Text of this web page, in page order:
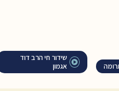
שידור חי הרב דוד
אגמון